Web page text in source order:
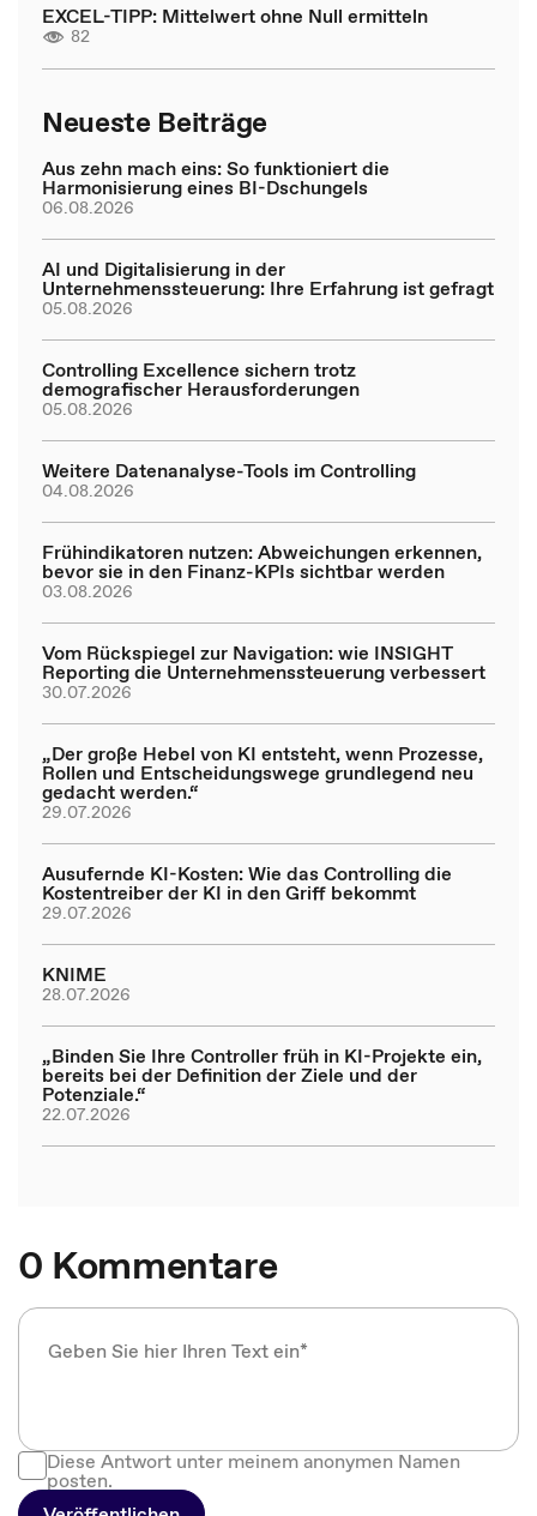
EXCEL-TIPP: Mittelwert ohne Null ermitteln
82
Neueste Beiträge
Aus zehn mach eins: So funktioniert die
Harmonisierung eines BI-Dschungels
06.08.2026
AI und Digitalisierung in der
Unternehmenssteuerung: Ihre Erfahrung ist gefragt
05.08.2026
Controlling Excellence sichern trotz
demografischer Herausforderungen
05.08.2026
Weitere Datenanalyse-Tools im Controlling
04.08.2026
Frühindikatoren nutzen: Abweichungen erkennen,
bevor sie in den Finanz-KPIs sichtbar werden
03.08.2026
Vom Rückspiegel zur Navigation: wie INSIGHT
Reporting die Unternehmenssteuerung verbessert
30.07.2026
„Der große Hebel von KI entsteht, wenn Prozesse,
Rollen und Entscheidungswege grundlegend neu
gedacht werden.“
29.07.2026
Ausufernde KI-Kosten: Wie das Controlling die
Kostentreiber der KI in den Griff bekommt
29.07.2026
KNIME
28.07.2026
„Binden Sie Ihre Controller früh in KI-Projekte ein,
bereits bei der Definition der Ziele und der
Potenziale.“
22.07.2026
0 Kommentare
Diese Antwort unter meinem anonymen Namen
posten.